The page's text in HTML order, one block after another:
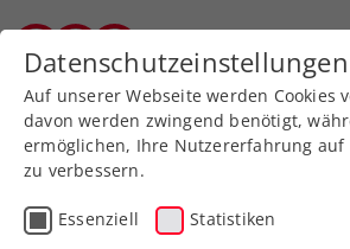
Aktuelle
Datenschutzeinstellungen
Auf unserer Webseite werden Cookies
davon werden zwingend benötigt,
ermöglichen, Ihre Nutzererfahrung auf
zu verbessern.
Essenziell Statistiken